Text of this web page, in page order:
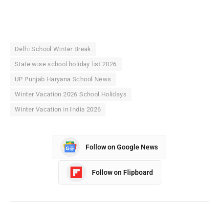
Delhi School Winter Break
State wise school holiday list 2026
UP Punjab Haryana School News
Winter Vacation 2026 School Holidays
Winter Vacation in India 2026
Follow on Google News
Follow on Flipboard